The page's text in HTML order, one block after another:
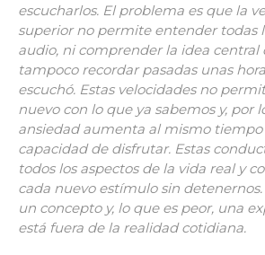
escucharlos. El problema es que la
superior no permite entender todas
audio, ni comprender la idea central
tampoco recordar pasadas unas
escuchó. Estas velocidades no
nuevo con lo que ya sabemos y, por
ansiedad aumenta al mismo
capacidad de disfrutar. Estas
todos los aspectos de la vida real y
cada nuevo estímulo sin
un concepto y, lo que es peor, una
está fuera de la realidad cotidiana.